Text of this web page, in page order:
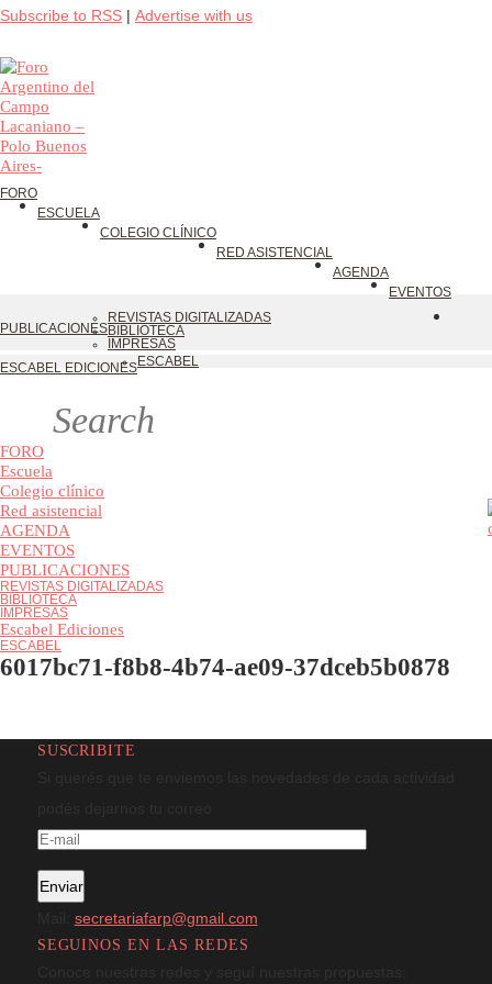
Subscribe to RSS |Advertise with us
FORO
ESCUELA
COLEGIO CLÍNICO
RED ASISTENCIAL
AGENDA
PUBLICACIONES
REVISTAS DIGITALIZADAS
BIBLIOTECA
IMPRESAS
FORO
Escuela
Colegio clínico
Red asistencial
AGENDA
EVENTOS
PUBLICACIONES
REVISTAS DIGITALIZADAS
BIBLIOTECA
IMPRESAS
Escabel Ediciones
ESCABEL
podés dejarnos tu correo
Mail:secretariafarp@gmail.com